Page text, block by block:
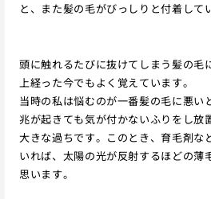
と、また髪の毛がびっしりと付着して
頭に触れるたびに抜けてしまう髪の毛
上経った今でもよく覚えています。
当時の私は悩むのが一番髪の毛に悪い
兆が起きても気が付かないふりをし放
大きな過ちです。このとき、育毛剤な
いれば、太陽の光が反射するほどの薄
思います。